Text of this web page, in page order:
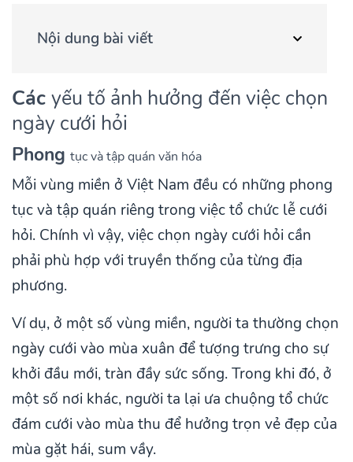
Nội dung bài viết
Các yếu tố ảnh hưởng đến việc chọn
ngày cưới hỏi
Phong tục và tập quán văn hóa
Mỗi vùng miền ở Việt Nam đều có những phong
tục và tập quán riêng trong việc tổ chức lễ cưới
hỏi. Chính vì vậy, việc chọn ngày cưới hỏi cần
phải phù hợp với truyền thống của từng địa
phương.
Ví dụ, ở một số vùng miền, người ta thường chọn
ngày cưới vào mùa xuân để tượng trưng cho sự
khởi đầu mới, tràn đầy sức sống. Trong khi đó, ở
một số nơi khác, người ta lại ưa chuộng tổ chức
đám cưới vào mùa thu để hưởng trọn vẻ đẹp của
mùa gặt hái, sum vầy.